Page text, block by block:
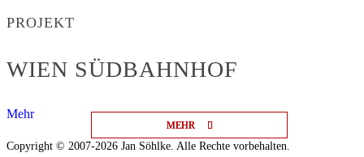
MEHR
MEHR
MEHR
PROJEKT
WIEN SÜDBAHNHOF
Mehr
Copyright © 2007-2026 Jan Söhlke. Alle Rechte vorbehalten.